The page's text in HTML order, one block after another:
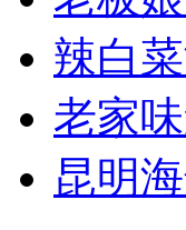
辣白
老家
昆明